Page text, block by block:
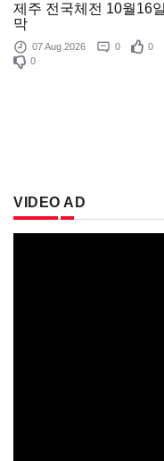
제주 전국체전 10월16
막
07 Aug 2026 0
0
0
VIDEO AD